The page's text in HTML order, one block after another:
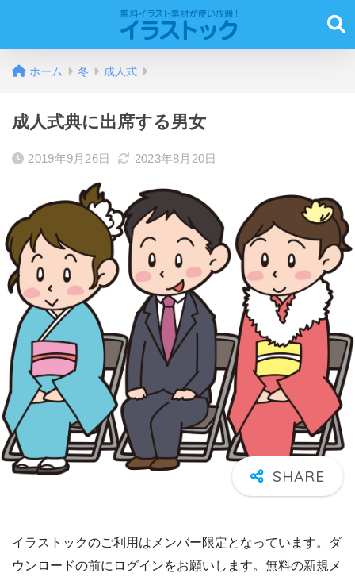
ホーム 冬 成人式
成人式典に出席する男女
2019年9月26日 2023年8月20日
イラストックのご利用はメンバー限定となっています。ダ
ウンロードの前にログインをお願いします。無料の新規メ